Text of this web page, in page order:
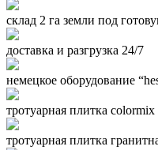
склад 2 га земли под
доставка и разгрузка 24/7
немецкое оборудование
тротуарная плитка colormix
тротуарная плитка